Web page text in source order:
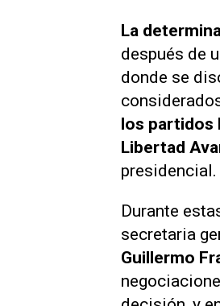
La
después de
donde se
los partidos
Libertad
presidencial.
Durante
secretaria
Guillermo